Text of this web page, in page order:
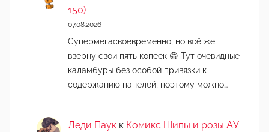
150)
07.08.2026
Супермегасвоевременно, но всё же
вверну свои пять копеек 😁 Тут очевидные
каламбуры без особой привязки к
содержанию панелей, поэтому можно…
Леди Паук к Комикс Шипы и розы АУ